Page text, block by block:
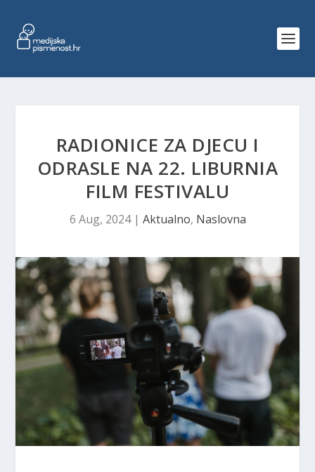
RADIONICE ZA DJECU I
ODRASLE NA 22. LIBURNIA
FILM FESTIVALU
6 Aug, 2024| Aktualno, Naslovna